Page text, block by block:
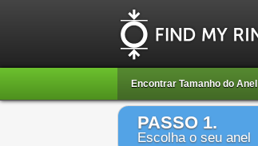
Encontrar Tamanho do Anel
PASSO 1.
Escolha o seu anel